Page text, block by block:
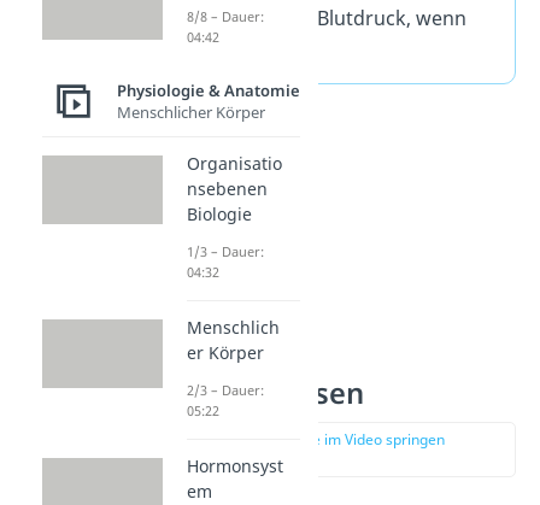
erhöht z. B. den Blutdruck, wenn
Hormondrüsen
zur Stelle im Video springen
(04:45)
8/8 – Dauer:
04:42
Physiologie & Anatomie
Menschlicher Körper
Organisatio
nsebenen
Biologie
1/3 – Dauer:
04:32
Menschlich
er Körper
2/3 – Dauer:
05:22
Hormonsyst
em